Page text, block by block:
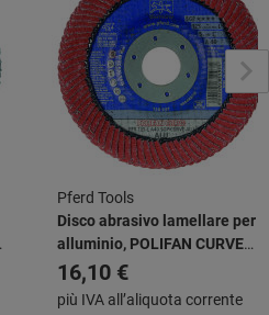
Pferd Tools
Disco abrasivo lamellare per
alluminio, POLIFAN CURVE
(A), ⌀ Disco × Spessore:
125X16mm
16,10 €
più IVA all’aliquota corrente